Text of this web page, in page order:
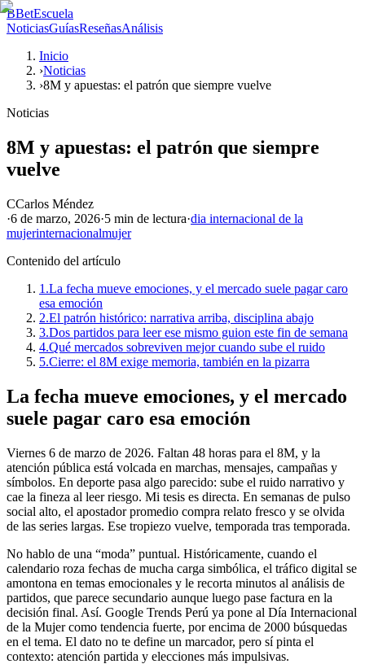
BBetEscuela
NoticiasGuíasReseñasAnálisis
Inicio
›Noticias
›8M y apuestas: el patrón que siempre vuelve
Noticias
8M y apuestas: el patrón que siempre
vuelve
CCarlos Méndez
·6 de marzo, 2026·5 min de lectura·dia internacional de la
mujerinternacionalmujer
Contenido del artículo
1.La fecha mueve emociones, y el mercado suele pagar caro
esa emoción
2.El patrón histórico: narrativa arriba, disciplina abajo
3.Dos partidos para leer ese mismo guion este fin de semana
4.Qué mercados sobreviven mejor cuando sube el ruido
5.Cierre: el 8M exige memoria, también en la pizarra
La fecha mueve emociones, y el mercado
suele pagar caro esa emoción
Viernes 6 de marzo de 2026. Faltan 48 horas para el 8M, y la
atención pública está volcada en marchas, mensajes, campañas y
símbolos. En deporte pasa algo parecido: sube el ruido narrativo y
cae la fineza al leer riesgo. Mi tesis es directa. En semanas de pulso
social alto, el apostador promedio compra relato fresco y se olvida
de las series largas. Ese tropiezo vuelve, temporada tras temporada.
No hablo de una “moda” puntual. Históricamente, cuando el
calendario roza fechas de mucha carga simbólica, el tráfico digital se
amontona en temas emocionales y le recorta minutos al análisis de
partidos, que parece secundario aunque luego pase factura en la
decisión final. Así. Google Trends Perú ya pone al Día Internacional
de la Mujer como tendencia fuerte, por encima de 2000 búsquedas
en el tema. El dato no te define un marcador, pero sí pinta el
contexto: atención partida y elecciones más impulsivas.